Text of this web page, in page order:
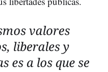
valores
liberales y
es a los que se